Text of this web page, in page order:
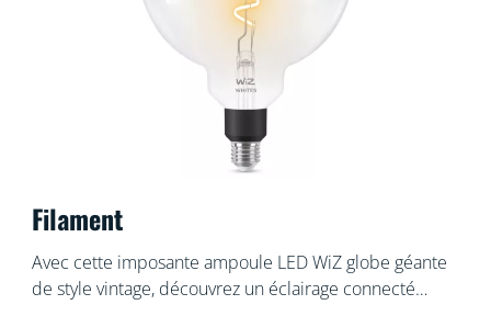
Filament
Avec cette imposante ampoule LED WiZ globe géante
de style vintage, découvrez un éclairage connecté